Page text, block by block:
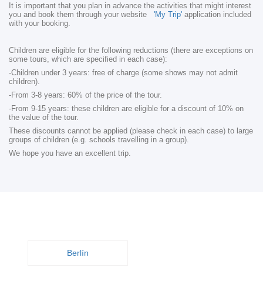
It is important that you plan in advance the activities that might interest
you and book them through your website 'My Trip' application included
with your booking.
Children are eligible for the following reductions (there are exceptions on
some tours, which are specified in each case):
-Children under 3 years: free of charge (some shows may not admit
children).
-From 3-8 years: 60% of the price of the tour.
-From 9-15 years: these children are eligible for a discount of 10% on
the value of the tour.
These discounts cannot be applied (please check in each case) to large
groups of children (e.g. schools travelling in a group).
We hope you have an excellent trip.
Berlín